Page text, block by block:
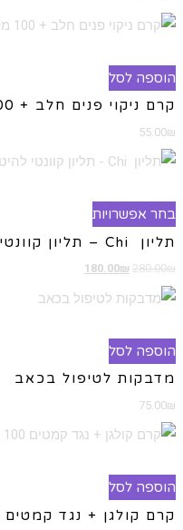
הוספה לסל
קרם ניקוי פנים חלב + 100 מל' להיט עולמי
55.00₪
בחר אפשרויות
למוצר
זה
מספר
סוגים.
את
בעמוד
תליון Chi – תליון קוונטי להיט עולמי
280.00₪
המחיר
המקורי
180.00₪
המחיר
הנוכחי
הוספה לסל
מדבקות לטיפול בכאב
75.00₪
הוספה לסל
קרם קולגן + נגד קמטים 100 מל'